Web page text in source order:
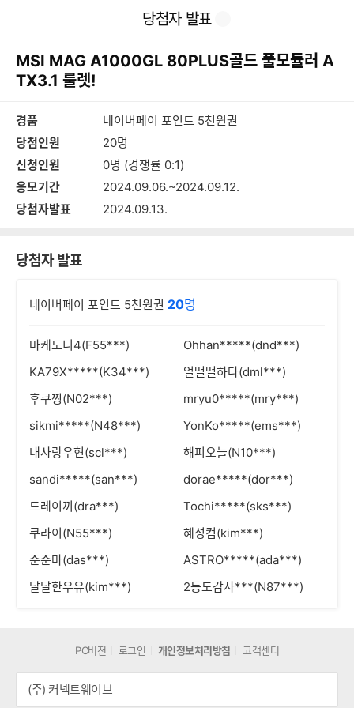
당첨자 발표
MSI MAG A1000GL 80PLUS골드 풀모듈러 A
TX3.1 룰렛!
경품
네이버페이 포인트 5천원권
당첨인원
20명
신청인원
0명 (경쟁률 0:1)
응모기간
2024.09.06.~2024.09.12.
당첨자발표
2024.09.13.
당첨자 발표
네이버페이 포인트 5천원권 20명
마케도니4(F55***)
Ohhan*****(dnd***)
KA79X*****(K34***)
얼떨떨하다(dml***)
후쿠찡(N02***)
mryu0*****(mry***)
sikmi*****(N48***)
YonKo*****(ems***)
내사랑우현(scl***)
해피오늘(N10***)
sandi*****(san***)
dorae*****(dor***)
드레이끼(dra***)
Tochi*****(sks***)
쿠라이(N55***)
혜성컴(kim***)
준준마(das***)
ASTRO*****(ada***)
달달한우유(kim***)
2등도감사***(N87***)
PC버전 로그인 개인정보처리방침 고객센터
(주) 커넥트웨이브